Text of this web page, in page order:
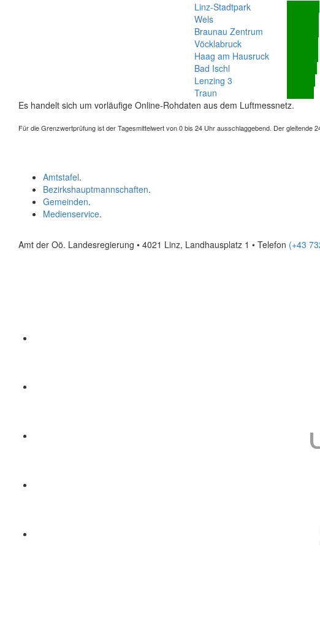
Linz-Stadtpark
Wels
Braunau Zentrum
Vöcklabruck
Haag am Hausruck
Bad Ischl
Lenzing 3
Traun
Es handelt sich um vorläufige Online-Rohdaten aus dem Luftmessnetz.
Für die Grenzwertprüfung ist der Tagesmittelwert von 0 bis 24 Uhr ausschlaggebend. Der gleitende
Amtstafel.
Bezirkshauptmannschaften.
Gemeinden.
Medienservice.
Amt der Oö. Landesregierung • 4021 Linz, Landhausplatz 1 • Telefon (+43